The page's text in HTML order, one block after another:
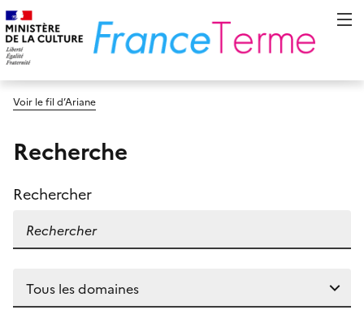
Voir le fil d’Ariane
Recherche
Rechercher